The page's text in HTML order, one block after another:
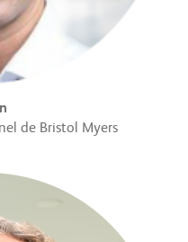
de Bristol Myers